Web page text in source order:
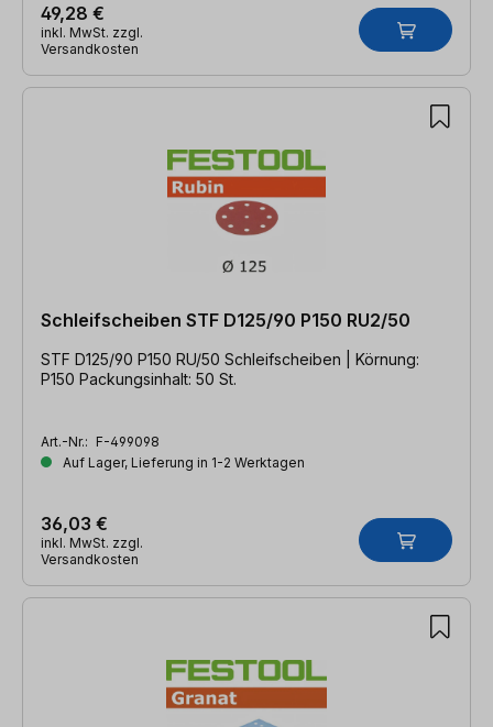
49,28 €
inkl. MwSt. zzgl.
Versandkosten
Schleifscheiben STF D125/90 P150 RU2/50
STF D125/90 P150 RU/50 Schleifscheiben | Körnung:
P150 Packungsinhalt: 50 St.
Art.-Nr.: F-499098
Auf Lager, Lieferung in 1-2 Werktagen
36,03 €
inkl. MwSt. zzgl.
Versandkosten